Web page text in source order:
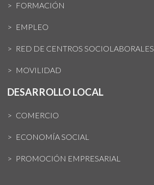
FORMACIÓN
EMPLEO
RED DE CENTROS SOCIOLABORALES
MOVILIDAD
DESARROLLO LOCAL
COMERCIO
ECONOMÍA SOCIAL
PROMOCIÓN EMPRESARIAL